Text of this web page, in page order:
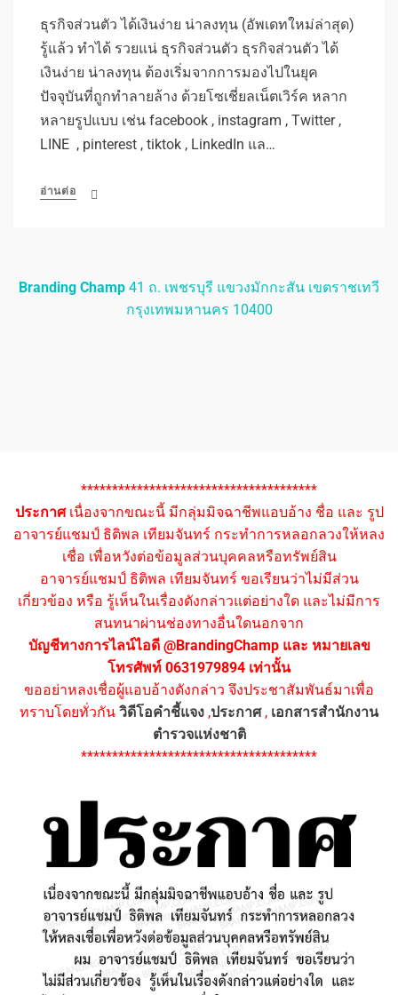
ธุรกิจส่วนตัว ได้เงินง่าย น่าลงทุน (อัพเดทใหม่ล่าสุด)
รู้แล้ว ทำได้ รวยแน่ ธุรกิจส่วนตัว ธุรกิจส่วนตัว ได้
เงินง่าย น่าลงทุน ต้องเริ่มจากการมองไปในยุค
ปัจจุบันที่ถูกทำลายล้าง ด้วยโซเชี่ยลเน็ตเวิร์ค หลาก
หลายรูปแบบ เช่น facebook , instagram , Twitter ,
LINE , pinterest , tiktok , LinkedIn แล…
อ่านต่อ
Branding Champ 41 ถ. เพชรบุรี แขวงมักกะสัน เขตราชเทวี
กรุงเทพมหานคร 10400
**************************************
ประกาศเนื่องจากขณะนี้ มีกลุ่มมิจฉาชีพแอบอ้าง ชื่อ และ รูป
อาจารย์แชมป์ ธิติพล เทียมจันทร์ กระทำการหลอกลวงให้หลง
เชื่อ เพื่อหวังต่อข้อมูลส่วนบุคคลหรือทรัพย์สิน
อาจารย์แชมป์ ธิติพล เทียมจันทร์ ขอเรียนว่าไม่มีส่วน
เกี่ยวข้อง หรือ รู้เห็นในเรื่องดังกล่าวแต่อย่างใด และไม่มีการ
สนทนาผ่านช่องทางอื่นใดนอกจาก
บัญชีทางการไลน์ไอดี @BrandingChamp และ หมายเลข
โทรศัพท์ 0631979894 เท่านั้น
ขออย่าหลงเชื่อผู้แอบอ้างดังกล่าว จึงประชาสัมพันธ์มาเพื่อ
ทราบโดยทั่วกัน วิดีโอคำชี้แจง ,ประกาศ, เอกสารสำนักงาน
ตำรวจแห่งชาติ
**************************************